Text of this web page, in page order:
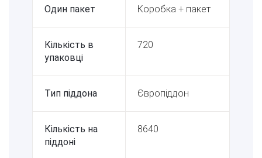
Один пакет Коробка + пакет
Кількість в
упаковці
720
Тип піддона Європіддон
Кількість на
піддоні
8640